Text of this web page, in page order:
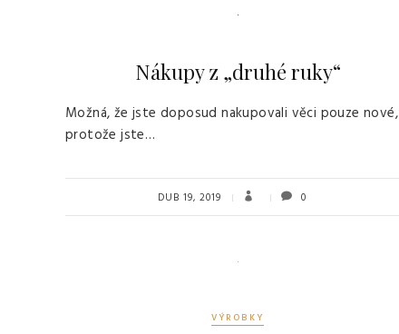
Nákupy z „druhé ruky“
Možná, že jste doposud nakupovali věci pouze nové,
protože jste…
DUB 19, 2019 0
VÝROBKY